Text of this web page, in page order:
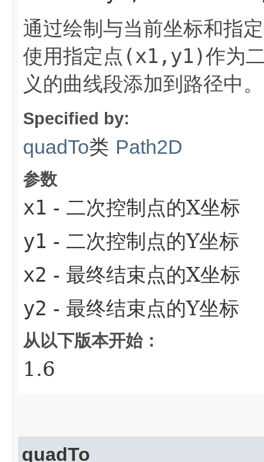
通过绘制与当前坐标和指
使用指定点 (x1,y1)作为
义的曲线段添加到路径中。
Specified by:
quadTo类 Path2D
参数
x1 - 二次控制点的X坐标
y1 - 二次控制点的Y坐标
x2 - 最终结束点的X坐标
y2 - 最终结束点的Y坐标
从以下版本开始：
1.6
quadTo